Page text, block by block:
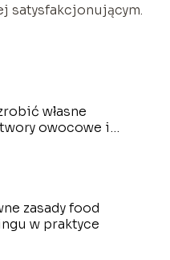
satysfakcjonującym.
własne
owocowe i
zasady food
w praktyce